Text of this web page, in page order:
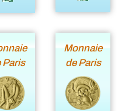
Paris
Monnaie
de Paris